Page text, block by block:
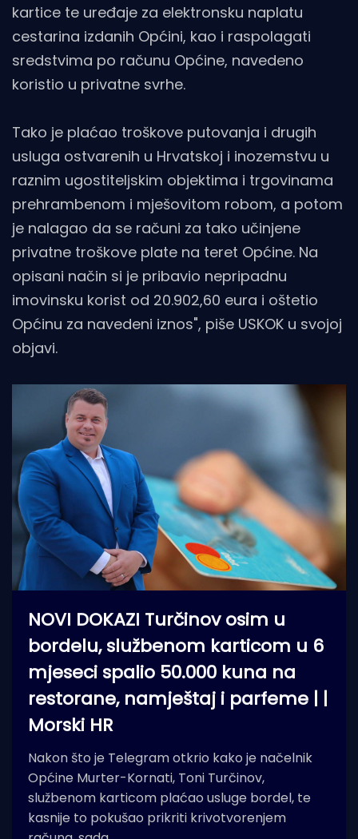
kartice te uređaje za elektronsku naplatu
cestarina izdanih Općini, kao i raspolagati
sredstvima po računu Općine, navedeno
koristio u privatne svrhe.
Tako je plaćao troškove putovanja i drugih
usluga ostvarenih u Hrvatskoj i inozemstvu u
raznim ugostiteljskim objektima i trgovinama
prehrambenom i mješovitom robom, a potom
je nalagao da se računi za tako učinjene
privatne troškove plate na teret Općine. Na
opisani način si je pribavio nepripadnu
imovinsku korist od 20.902,60 eura i oštetio
Općinu za navedeni iznos", piše USKOK u svojoj
objavi.
NOVI DOKAZI Turčinov osim u
bordelu, službenom karticom u 6
mjeseci spalio 50.000 kuna na
restorane, namještaj i parfeme | |
Morski HR
Nakon što je Telegram otkrio kako je načelnik
Općine Murter-Kornati, Toni Turčinov,
službenom karticom plaćao usluge bordel, te
kasnije to pokušao prikriti krivotvorenjem